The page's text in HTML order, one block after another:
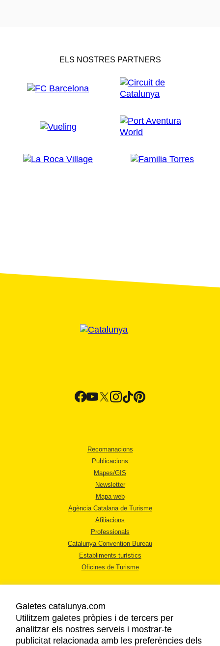
ELS NOSTRES PARTNERS
Recomanacions
Publicacions
Mapes/GIS
Newsletter
Mapa web
Agència Catalana de Turisme
Afiliacions
Professionals
Catalunya Convention Bureau
Establiments turístics
Oficines de Turisme
AVÍS LEGAL
Galetes catalunya.com
Utilitzem galetes pròpies i de tercers per
analitzar els nostres serveis i mostrar-te
publicitat relacionada amb les preferències dels